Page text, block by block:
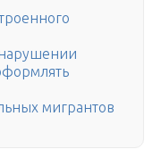
мигрантов